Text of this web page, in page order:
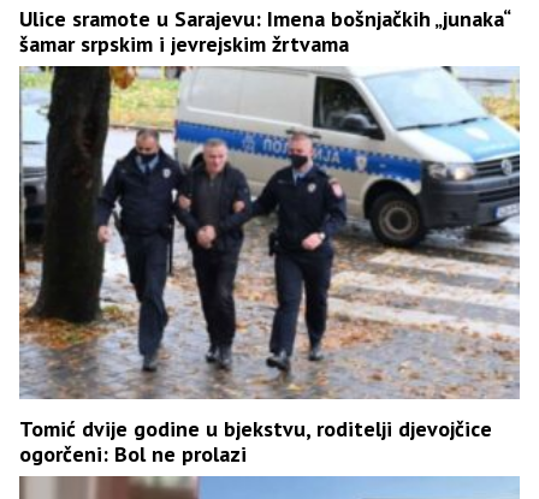
Ulice sramote u Sarajevu: Imena bošnjačkih „junaka“
šamar srpskim i jevrejskim žrtvama
Tomić dvije godine u bjekstvu, roditelji djevojčice
ogorčeni: Bol ne prolazi